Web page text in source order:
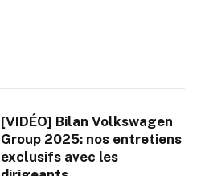
[VIDÉO] Bilan Volkswagen
Group 2025: nos entretiens
exclusifs avec les